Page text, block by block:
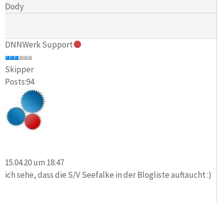
Dody
DNNWerk Support
Skipper
Posts:94
15.04.20 um 18:47
ich sehe, dass die S/V Seefalke in der Blogliste auftaucht :)